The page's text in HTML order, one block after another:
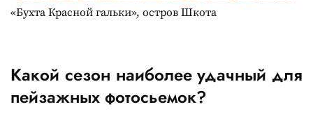
«Бухта Красной гальки», остров Шкота
Какой сезон наиболее удачный для
пейзажных фотосьемок?